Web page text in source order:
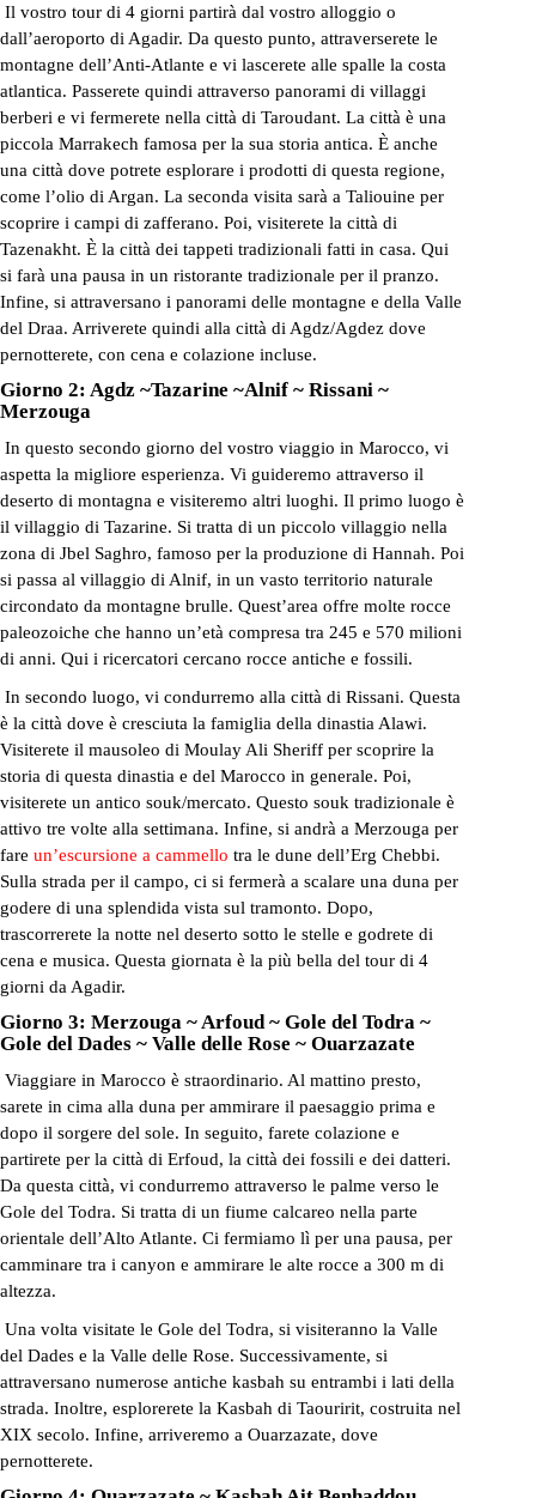
Il vostro tour di 4 giorni partirà dal vostro alloggio o
dall’aeroporto di Agadir. Da questo punto, attraverserete le
montagne dell’Anti-Atlante e vi lascerete alle spalle la costa
atlantica. Passerete quindi attraverso panorami di villaggi
berberi e vi fermerete nella città di Taroudant. La città è una
piccola Marrakech famosa per la sua storia antica. È anche
una città dove potrete esplorare i prodotti di questa regione,
come l’olio di Argan. La seconda visita sarà a Taliouine per
scoprire i campi di zafferano. Poi, visiterete la città di
Tazenakht. È la città dei tappeti tradizionali fatti in casa. Qui
si farà una pausa in un ristorante tradizionale per il pranzo.
Infine, si attraversano i panorami delle montagne e della Valle
del Draa. Arriverete quindi alla città di Agdz/Agdez dove
pernotterete, con cena e colazione incluse.
Giorno 2: Agdz ~Tazarine ~Alnif ~ Rissani ~
Merzouga
In questo secondo giorno del vostro viaggio in Marocco, vi
aspetta la migliore esperienza. Vi guideremo attraverso il
deserto di montagna e visiteremo altri luoghi. Il primo luogo è
il villaggio di Tazarine. Si tratta di un piccolo villaggio nella
zona di Jbel Saghro, famoso per la produzione di Hannah. Poi
si passa al villaggio di Alnif, in un vasto territorio naturale
circondato da montagne brulle. Quest’area offre molte rocce
paleozoiche che hanno un’età compresa tra 245 e 570 milioni
di anni. Qui i ricercatori cercano rocce antiche e fossili.
In secondo luogo, vi condurremo alla città di Rissani. Questa
è la città dove è cresciuta la famiglia della dinastia Alawi.
Visiterete il mausoleo di Moulay Ali Sheriff per scoprire la
storia di questa dinastia e del Marocco in generale. Poi,
visiterete un antico souk/mercato. Questo souk tradizionale è
attivo tre volte alla settimana. Infine, si andrà a Merzouga per
fare un’escursione a cammello tra le dune dell’Erg Chebbi.
Sulla strada per il campo, ci si fermerà a scalare una duna per
godere di una splendida vista sul tramonto. Dopo,
trascorrerete la notte nel deserto sotto le stelle e godrete di
cena e musica. Questa giornata è la più bella del tour di 4
giorni da Agadir.
Giorno 3: Merzouga ~ Arfoud ~ Gole del Todra ~
Gole del Dades ~ Valle delle Rose ~ Ouarzazate
Viaggiare in Marocco è straordinario. Al mattino presto,
sarete in cima alla duna per ammirare il paesaggio prima e
dopo il sorgere del sole. In seguito, farete colazione e
partirete per la città di Erfoud, la città dei fossili e dei datteri.
Da questa città, vi condurremo attraverso le palme verso le
Gole del Todra. Si tratta di un fiume calcareo nella parte
orientale dell’Alto Atlante. Ci fermiamo lì per una pausa, per
camminare tra i canyon e ammirare le alte rocce a 300 m di
altezza.
Una volta visitate le Gole del Todra, si visiteranno la Valle
del Dades e la Valle delle Rose. Successivamente, si
attraversano numerose antiche kasbah su entrambi i lati della
strada. Inoltre, esplorerete la Kasbah di Taouririt, costruita nel
XIX secolo. Infine, arriveremo a Ouarzazate, dove
pernotterete.